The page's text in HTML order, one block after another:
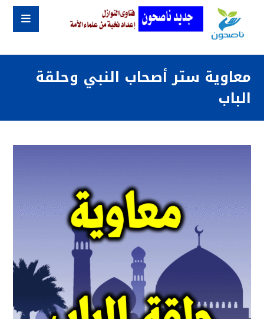
معاوية ستر أصحاب النبي وحلقة
الباب